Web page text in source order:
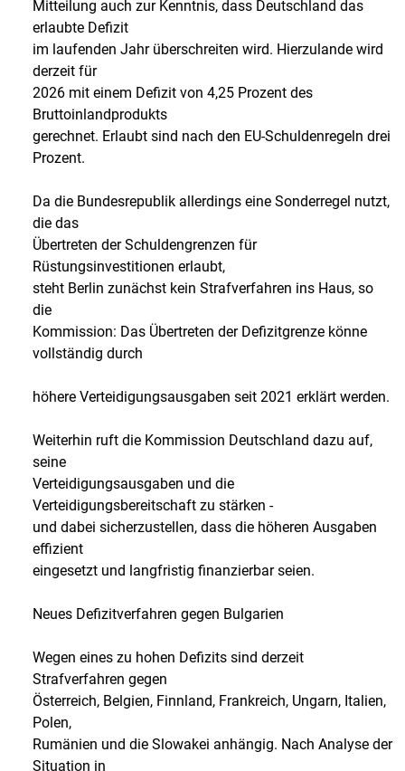
Mitteilung auch zur Kenntnis, dass Deutschland das
erlaubte Defizit
im laufenden Jahr überschreiten wird. Hierzulande wird
derzeit für
2026 mit einem Defizit von 4,25 Prozent des
Bruttoinlandprodukts
gerechnet. Erlaubt sind nach den EU-Schuldenregeln drei
Prozent.
Da die Bundesrepublik allerdings eine Sonderregel nutzt,
die das
Übertreten der Schuldengrenzen für
Rüstungsinvestitionen erlaubt,
steht Berlin zunächst kein Strafverfahren ins Haus, so
die
Kommission: Das Übertreten der Defizitgrenze könne
vollständig durch
höhere Verteidigungsausgaben seit 2021 erklärt werden.
Weiterhin ruft die Kommission Deutschland dazu auf,
seine
Verteidigungsausgaben und die
Verteidigungsbereitschaft zu stärken -
und dabei sicherzustellen, dass die höheren Ausgaben
effizient
eingesetzt und langfristig finanzierbar seien.
Neues Defizitverfahren gegen Bulgarien
Wegen eines zu hohen Defizits sind derzeit
Strafverfahren gegen
Österreich, Belgien, Finnland, Frankreich, Ungarn, Italien,
Polen,
Rumänien und die Slowakei anhängig. Nach Analyse der
Situation in